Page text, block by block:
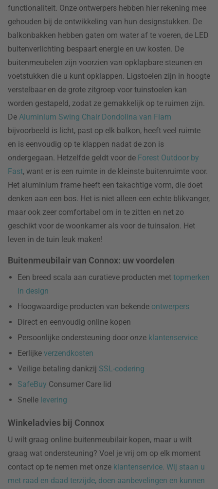
functionaliteit. Onze ontwerpers hebben hier rekening mee
gehouden bij de ontwikkeling van hun designstukken. De
balkonbakken hebben gaten om water af te voeren, de LED
buitenverlichting bespaart energie en uw kosten. De
buitenmeubelen zijn voorzien van opklapbare steunen en
voetstukken die u kunt opklappen. Ligstoelen zijn in hoogte
verstelbaar en de grote zitgroep voor tuinstoelen kan
worden gestapeld, zodat ze gemakkelijk op te ruimen zijn.
De Aluminium Swing Chair Dondolina van Fiam
bijvoorbeeld is licht, past op elk balkon, heeft veel ruimte
en is eenvoudig op te klappen nadat de zon is
ondergegaan. Hetzelfde geldt voor de Forest Outdoor by
Fast, want er is een ruimte in de kleinste buitenruimte voor.
Het aluminium frame heeft een takachtige vorm, die doet
denken aan een bos. Het is niet alleen een echte blikvanger,
maar ook zeer comfortabel om in te zitten en net zo
geschikt voor de woonkamer als voor de tuinsalon. Het
leven in de tuin leuk maken!
Buitenmeubilair van Connox: uw voordelen
Een breed scala aan curatieve producten met topmerken
in design
Hoogwaardige producten van bekende ontwerpers
Direct en eenvoudig online kopen
Persoonlijke ondersteuning door onze klantenservice
Eerlijke verzendkosten
Veilige betaling dankzij SSL-codering
SafeBuy Consumer Care lid
Snelle levering
Winkeladvies bij Connox
U wilt graag online buitenmeubilair kopen, maar u wilt
graag wat ondersteuning? Voel je vrij om op elk moment
contact op te nemen met onze klantenservice. Wij staan u
met raad en daad terzijde, doen aanbevelingen en kunnen